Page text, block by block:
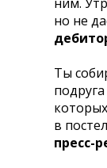
но не
Ты
в
пресс-